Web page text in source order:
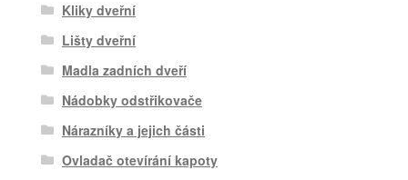
Kliky dveřní
Lišty dveřní
Madla zadních dveří
Nádobky odstřikovače
Nárazníky a jejich části
Ovladač otevírání kapoty